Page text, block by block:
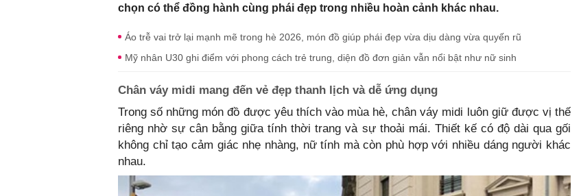
chọn có thể đồng hành cùng phái đẹp trong nhiều hoàn cảnh khác nhau.
Áo trễ vai trở lại mạnh mẽ trong hè 2026, món đồ giúp phái đẹp vừa dịu dàng vừa quyến rũ
Mỹ nhân U30 ghi điểm với phong cách trẻ trung, diện đồ đơn giản vẫn nổi bật như nữ sinh
Chân váy midi mang đến vẻ đẹp thanh lịch và dễ ứng dụng
Trong số những món đồ được yêu thích vào mùa hè, chân váy midi luôn giữ được vị thế
riêng nhờ sự cân bằng giữa tính thời trang và sự thoải mái. Thiết kế có độ dài qua gối
không chỉ tạo cảm giác nhẹ nhàng, nữ tính mà còn phù hợp với nhiều dáng người khác
nhau.